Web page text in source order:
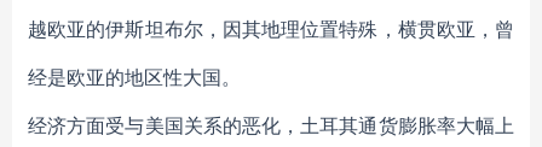
越欧亚的伊斯坦布尔，因其地理位置特殊，横贯欧亚，曾
经是欧亚的地区性大国。
经济方面受与美国关系的恶化，土耳其通货膨胀率大幅上